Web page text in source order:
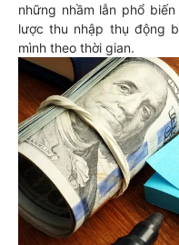
những nhầm lẫn phổ
lược thu nhập thụ động
mình theo thời gian.